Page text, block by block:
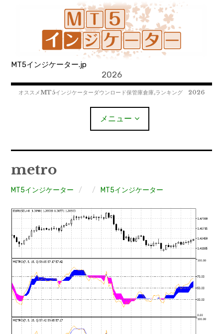
MT5インジケーター.jp
2026
オススメMT5インジケーターダウンロード保管庫倉庫,ランキング 2026
メニュー
MT4EAﾀﾞｳﾝﾛｰﾄﾞ
MT5EAﾀﾞｳﾝﾛｰﾄﾞ
MT4インジケーター
mqファイルをexファイルにする方法
metro
MT5インジケーター MT5インジケーター